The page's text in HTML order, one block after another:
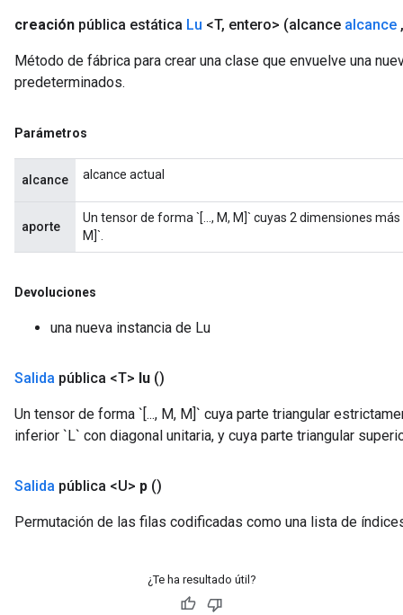
creación pública estática Lu <T, entero> (alcance alcance ,
Método de fábrica para crear una clase que envuelve una
predeterminados.
Parámetros
alcance alcance actual
aporte
Un tensor de forma `[..., M, M]` cuyas 2 dimensiones
M]`.
Devoluciones
una nueva instancia de Lu
Salida pública <T> lu ()
Un tensor de forma `[..., M, M]` cuya parte triangular
inferior `L` con diagonal unitaria, y cuya parte triangular
Salida pública <U> p ()
Permutación de las filas codificadas como una lista de
¿Te ha resultado útil?